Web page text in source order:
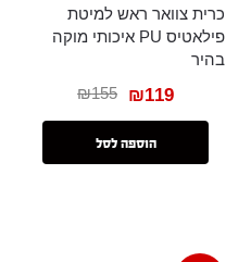
כרית צוואר ראש למיטת
פילאטיס PU איכותי מוקה
בהיר
₪155 ₪119
הוספה לסל